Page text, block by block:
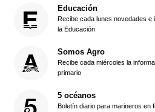
Educación
Recibe cada lunes novedades e
la Educación
Somos Agro
Recibe cada miércoles la
primario
5 océanos
Boletín diario para marineros en